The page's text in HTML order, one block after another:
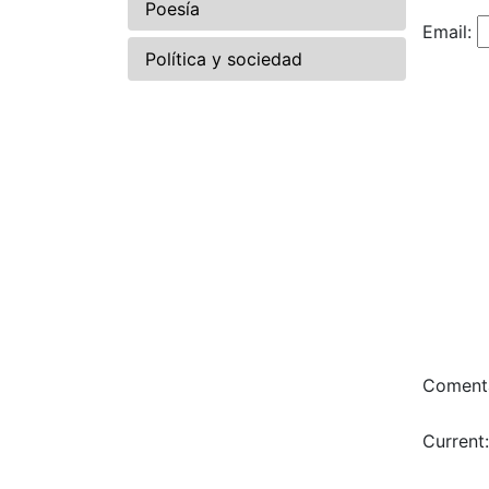
Poesía
Política y sociedad
Email:
Current: